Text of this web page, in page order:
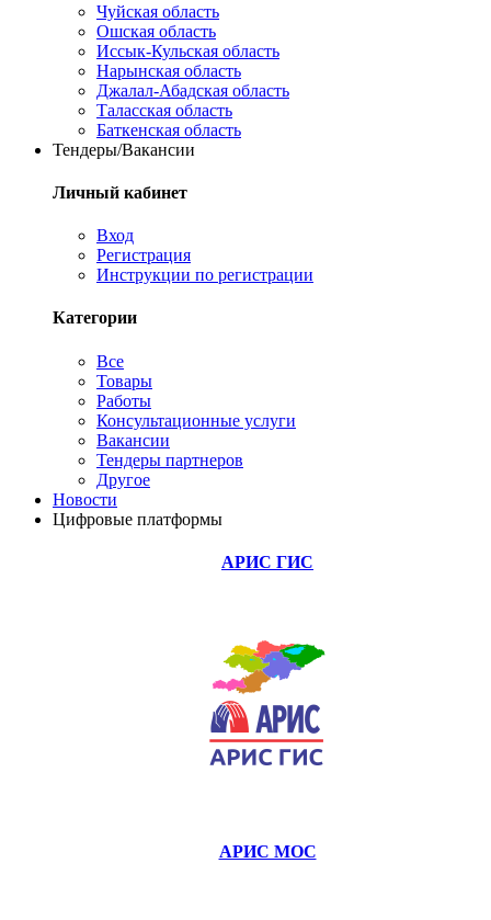
Чуйская область
Ошская область
Иссык-Кульская область
Нарынская область
Джалал-Абадская область
Таласская область
Баткенская область
Тендеры/Вакансии
Личный кабинет
Вход
Регистрация
Инструкции по регистрации
Категории
Все
Товары
Работы
Консультационные услуги
Вакансии
Тендеры партнеров
Другое
Новости
Цифровые платформы
АРИС ГИС
АРИС МОС